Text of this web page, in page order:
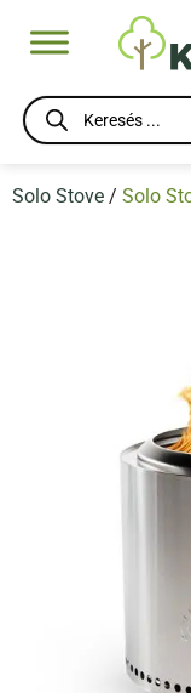
Products
search
Solo Stove / Solo